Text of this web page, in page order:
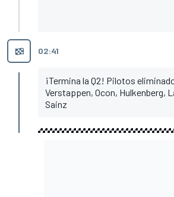
02:41
¡Termina la Q2! Pilotos
Verstappen, Ocon, Hulkenberg,
Sainz